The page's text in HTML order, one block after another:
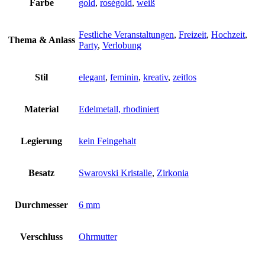
Farbe gold, roségold, weiß
Thema & Anlass
Festliche Veranstaltungen, Freizeit, Hochzeit,
Party, Verlobung
Stil elegant, feminin, kreativ, zeitlos
Material Edelmetall, rhodiniert
Legierung kein Feingehalt
Besatz Swarovski Kristalle, Zirkonia
Durchmesser 6 mm
Verschluss Ohrmutter